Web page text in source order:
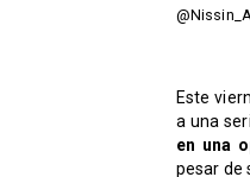
Este
a una
en una
pesar de